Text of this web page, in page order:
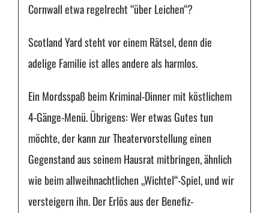
Cornwall etwa regelrecht “über Leichen“?
Scotland Yard steht vor einem Rätsel, denn die
adelige Familie ist alles andere als harmlos.
Ein Mordsspaß beim Kriminal-Dinner mit köstlichem
4-Gänge-Menü. Übrigens: Wer etwas Gutes tun
möchte, der kann zur Theatervorstellung einen
Gegenstand aus seinem Hausrat mitbringen, ähnlich
wie beim allweihnachtlichen „Wichtel“-Spiel, und wir
versteigern ihn. Der Erlös aus der Benefiz-